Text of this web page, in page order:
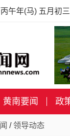
午年(马) 五月初三
黄南要闻 政
/领导动态